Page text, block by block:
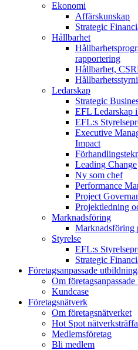
Ekonomi
Affärskunskap
Strategic
Hållbarhet
rapportering
Hållbarhet,
Ledarskap
Strategic
EFL Ledarskap
EFL:s
Executive
Impact
Leading Change
Ny som chef
Performance
Project
Projektledning
Marknadsföring
Marknadsföring
Styrelse
EFL:s
Strategic
Företagsanpassade
Om
Kundcase
Företagsnätverk
Om företagsnätverket
Hot Spot
Medlemsföretag
Bli medlem